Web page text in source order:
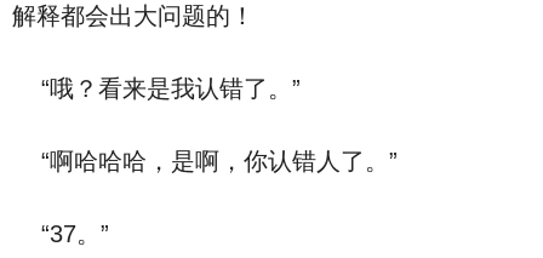
解释都会出大问题的！
“哦？看来是我认错了。”
“啊哈哈哈，是啊，你认错人了。”
“37。”